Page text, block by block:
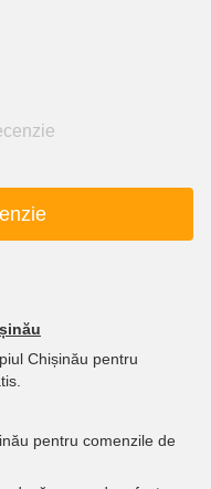
Chișinău pentru
pentru comenzile de